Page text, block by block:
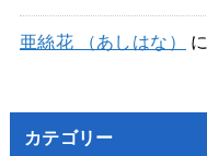
亜絲花 （あしはな） に
カテゴリー